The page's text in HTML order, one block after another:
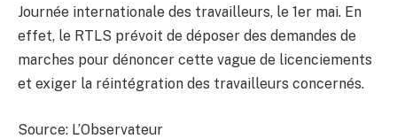
Journée internationale des travailleurs, le 1er mai. En
effet, le RTLS prévoit de déposer des demandes de
marches pour dénoncer cette vague de licenciements
et exiger la réintégration des travailleurs concernés.
Source: L’Observateur